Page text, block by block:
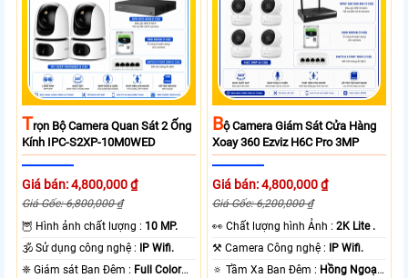
TRọn Bộ Camera Quan Sát 2 Ống
Kính IPC-S2XP-10M0WED
Giá bán: 4,800,000 ₫
Giá Gốc: 6,800,000 ₫
🦉 Hình ảnh chất lượng : 10 MP.
🕉️ Sử dụng công nghệ :
IP Wifi.
❈ Giám sát Ban Đêm : Full Color
BỘ Camera Giám Sát Cửa Hàng
Xoay 360 Ezviz H6C Pro 3MP
Giá bán: 4,800,000 ₫
Giá Gốc: 6,200,000 ₫
️👀 Chất lượng hình Ảnh :2K Lite .
⚒ Camera Công nghệ :
IP Wifi.
🔅 Tầm Xa Ban Đêm : Hồng Ngoại